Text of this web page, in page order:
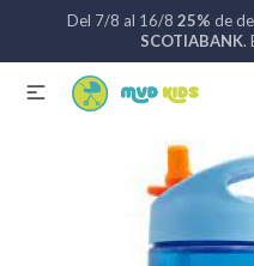
Del 7/8 al 16/8 25% de
SCOTIABANK.
 Catálogo Nuevos
Coches de bebé